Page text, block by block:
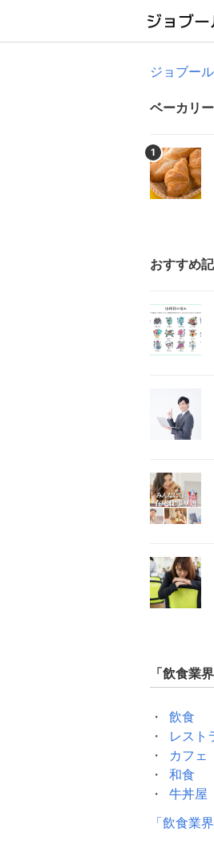
ジョブール
ベーカリ
1
おすすめ
「飲食業界
飲食
レスト
カフェ
和食
牛丼屋
「飲食業界